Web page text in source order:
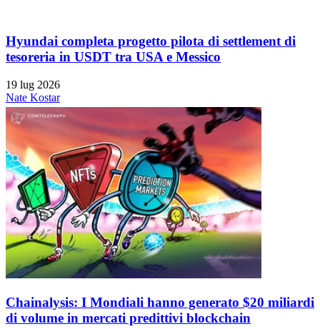
Hyundai completa progetto pilota di settlement di
tesoreria in USDT tra USA e Messico
19 lug 2026
Nate Kostar
Chainalysis: I Mondiali hanno generato $20 miliardi
di volume in mercati predittivi blockchain